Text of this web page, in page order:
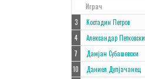
Играч
3
Костадин Петров
4
Александар Петковски
7
Дамјан Субашевски
10
Даниел Дупјачанец